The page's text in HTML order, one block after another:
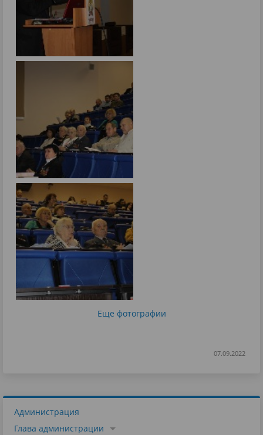
Еще фотографии
07.09.2022
Администрация
Глава администрации